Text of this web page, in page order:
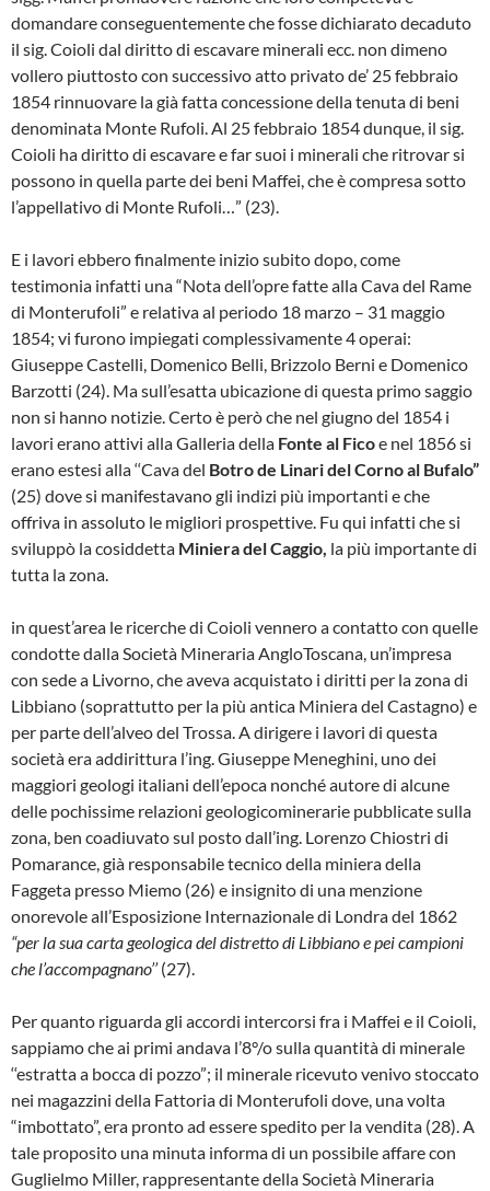
domandare conseguentemente che fosse di­chiarato decaduto
il sig. Coioli dal diritto di escavare minerali ecc. non dimeno
vollero piut­tosto con successivo atto privato de’ 25 feb­braio
1854 rinnuovare la già fatta concessio­ne della tenuta di beni
denominata Monte Ru­foli. Al 25 febbraio 1854 dunque, il sig.
Coioli ha diritto di escavare e far suoi i minerali che ritrovar si
possono in quella parte dei beni Maf­fei, che è compresa sotto
l’appellativo di Monte Rufoli…” (23).
E i lavori ebbero finalmente inizio subito do­po, come
testimonia infatti una “Nota dell’opre fatte alla Cava del Rame
di Monterufoli” e relativa al periodo 18 marzo – 31 maggio
1854; vi furono impiegati complessivamente 4 operai:
Giuseppe Castelli, Domenico Belli, Brizzolo Berni e Domenico
Barzotti (24). Ma sull’esatta ubicazione di questa primo saggio
non si hanno notizie. Certo è però che nel giu­gno del 1854 i
lavori erano attivi alla Galleria della Fonte al Ficoe nel 1856 si
erano estesi alla ‘‘Cava del Botro de Linari del Corno al Bufalo”
(25) dove si manifestavano gli indizi più importanti e che
offriva in assoluto le mi­gliori prospettive. Fu qui infatti che si
svilup­pò la cosiddetta Miniera del Caggio, la più im­portante di
tutta la zona.
in quest’area le ricerche di Coioli vennero a contatto con quelle
condotte dalla Società Mi­neraria AngloToscana, un’impresa
con sede a Livorno, che aveva acquistato i diritti per la zona di
Libbiano (soprattutto per la più antica Miniera del Castagno) e
per parte dell’alveo del Trossa. A dirigere i lavori di questa
società era addirittura l’ing. Giuseppe Meneghini, uno dei
maggiori geologi italiani dell’epoca nonché au­tore di alcune
delle pochissime relazioni geologicominerarie pubblicate sulla
zona, ben coa­diuvato sul posto dall’ing. Lorenzo Chiostri di
Pomarance, già responsabile tecnico della mi­niera della
Faggeta presso Miemo (26) e insi­gnito di una menzione
onorevole all’Esposizione Internazionale di Londra del 1862
“per la sua carta geologica del distretto di Libbiano e pei campioni
che l’accompagnano’’(27).
Per quanto riguarda gli accordi intercorsi fra i Maffei e il Coioli,
sappiamo che ai primi an­dava l’8°/o sulla quantità di minerale
‘‘estratta a bocca di pozzo”; il minerale ricevuto venivo stoccato
nei magazzini della Fattoria di Mon­terufoli dove, una volta
“imbottato”, era pronto ad essere spedito per la vendita (28). A
tale pro­posito una minuta informa di un possibile af­fare con
Guglielmo Miller, rappresentante della Società Mineraria